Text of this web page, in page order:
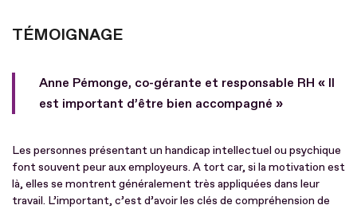
TÉMOIGNAGE
Anne Pémonge, co-gérante et responsable RH « Il
est important d’être bien accompagné »
Les personnes présentant un handicap intellectuel ou psychique
font souvent peur aux employeurs. A tort car, si la motivation est
là, elles se montrent généralement très appliquées dans leur
travail. L’important, c’est d’avoir les clés de compréhension de